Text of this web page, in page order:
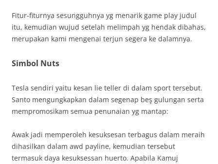
Fitur-fiturnya sesungguhnya yg menarik game play judul
itu, kemudian wujud setelah melimpah yg hendak dibahas,
merupakan kami mengenai terjun segera ke dalamnya.
Simbol Nuts
Tesla sendiri yaitu kesan lie teller di dalam sport tersebut.
Santo mengungkapkan dalam segenap beş gulungan serta
mempromosikam semua penunaian yg mantap:
Awak jadi memperoleh kesuksesan terbagus dalam meraih
dihasilkan dalam awd payline, kemudian tersebut
termasuk daya kesuksessan huerto. Apabila Kamuj